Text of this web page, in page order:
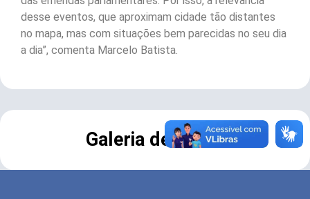
desse eventos, que aproximam cidade tão distantes
no mapa, mas com situações bem parecidas no seu dia
a dia”, comenta Marcelo Batista.
Galeria de Fotos